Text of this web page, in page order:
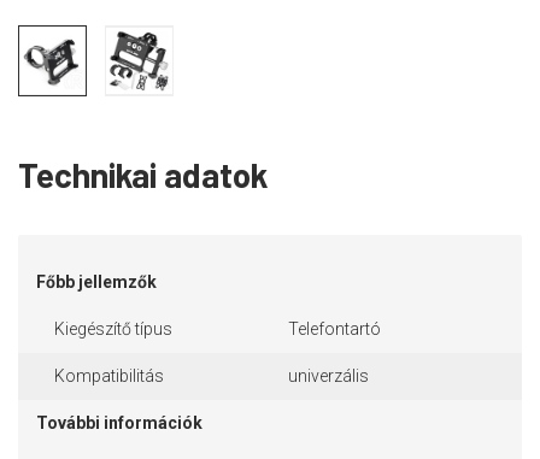
Technikai adatok
Főbb jellemzők
Kiegészítő típus Telefontartó
Kompatibilitás univerzális
További információk